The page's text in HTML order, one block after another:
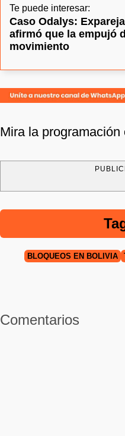
Te puede interesar:
Caso Odalys:
afirmó que la empujó
movimiento
Mira la programación
BLOQUEOS EN BOLIVIA
Comentarios